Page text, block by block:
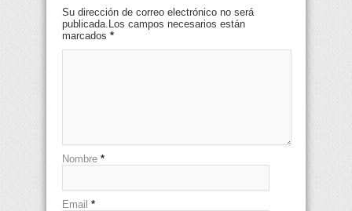
Su dirección de correo electrónico no será
publicada.Los campos necesarios están
marcados *
Nombre *
Email *